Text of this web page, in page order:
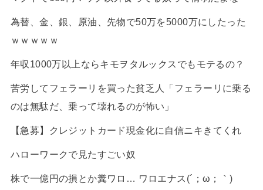
為替、金、銀、原油、先物で50万を5000万にしたった
ｗｗｗｗｗ
年収1000万以上ならキモヲタルックスでもモテるの？
苦労してフェラーリを買った貧乏人「フェラーリに乗る
のは無駄だ、乗って壊れるのが怖い」
【急募】クレジットカード現金化に自信ニキきてくれ
ハローワークで見たすごい奴
株で一億円の損とか糞ワロ… ワロエナス(´；ω；｀)